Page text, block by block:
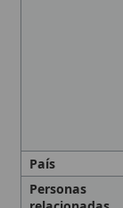
Tipo